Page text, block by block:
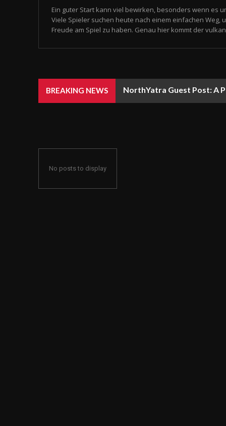
Ein guter Start kann viel bewirken, besonders wenn es
Viele Spieler suchen heute nach einem einfachen Weg,
Freude am Spiel zu haben. Genau hier kommt der
BREAKING NEWS NorthYatra Guest Post: A
No posts to display